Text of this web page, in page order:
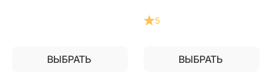
ВЫБРАТЬ
5
ВЫБРАТЬ